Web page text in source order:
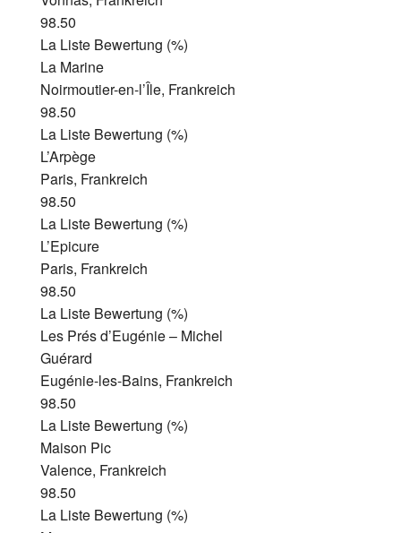
98.50
La Liste Bewertung (%)
La Marine
Noirmoutier-en-l’Île, Frankreich
98.50
La Liste Bewertung (%)
L’Arpège
Paris, Frankreich
98.50
La Liste Bewertung (%)
L’Epicure
Paris, Frankreich
98.50
La Liste Bewertung (%)
Les Prés d’Eugénie – Michel
Guérard
Eugénie-les-Bains, Frankreich
98.50
La Liste Bewertung (%)
Maison Pic
Valence, Frankreich
98.50
La Liste Bewertung (%)